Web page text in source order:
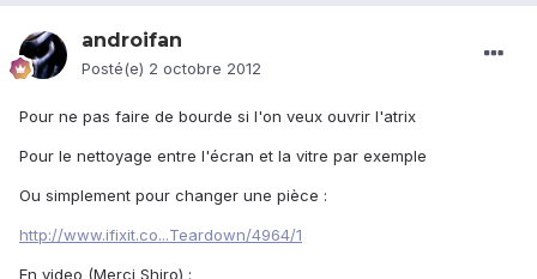
androifan
Posté(e) 2 octobre 2012
Pour ne pas faire de bourde si l'on veux ouvrir l'atrix
Pour le nettoyage entre l'écran et la vitre par exemple
Ou simplement pour changer une pièce :
http://www.ifixit.co...Teardown/4964/1
En video (Merci Shiro) :